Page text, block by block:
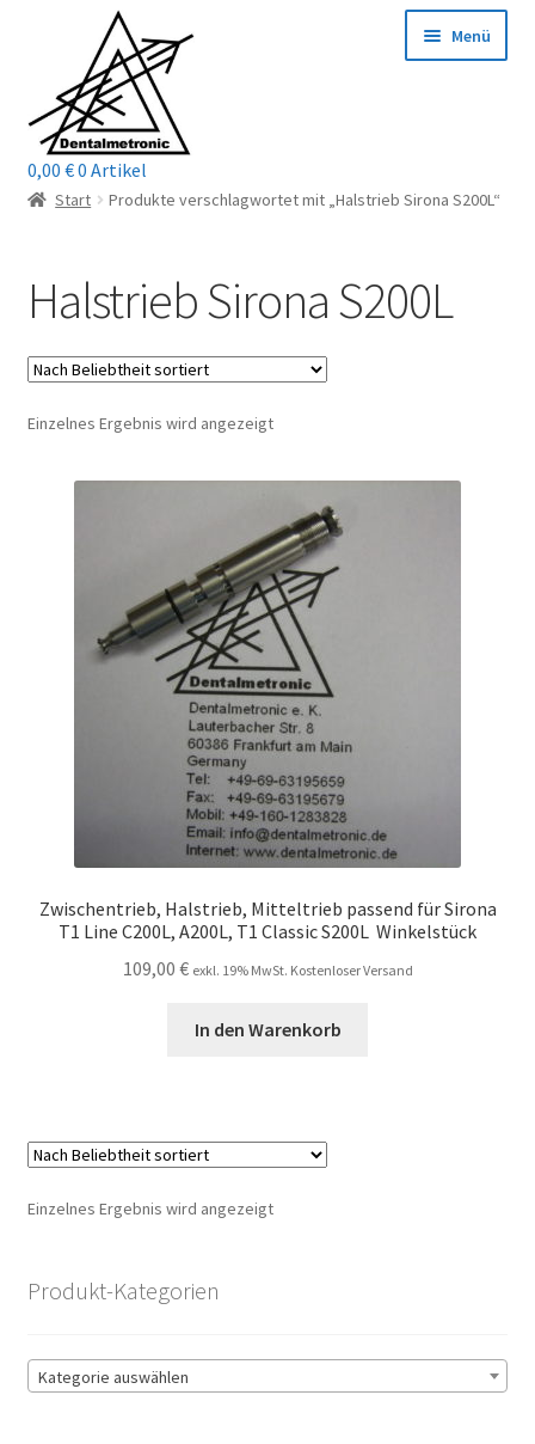
Navigation
springen
springen
Menü
Home
Mein Konto / Login
Kontakt
Reparaturservice
Warenkorb
0,00 €0 Artikel
Start Produkte verschlagwortet mit „Halstrieb Sirona S200L“
Halstrieb Sirona S200L
Einzelnes Ergebnis wird angezeigt
Zwischentrieb, Halstrieb, Mitteltrieb passend für Sirona
T1 Line C200L, A200L, T1 Classic S200L Winkelstück
109,00 € exkl. 19% MwSt. Kostenloser Versand
In den Warenkorb
Einzelnes Ergebnis wird angezeigt
Produkt-Kategorien
Kategorie auswählen